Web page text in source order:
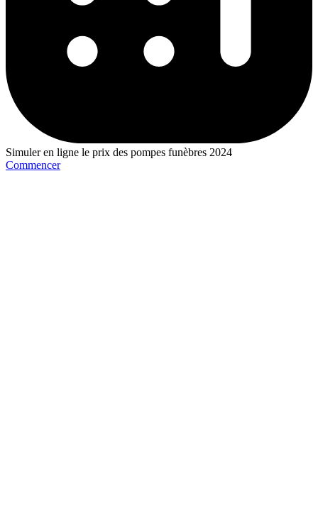
Simuler en ligne le prix des pompes funèbres 2024
Commencer